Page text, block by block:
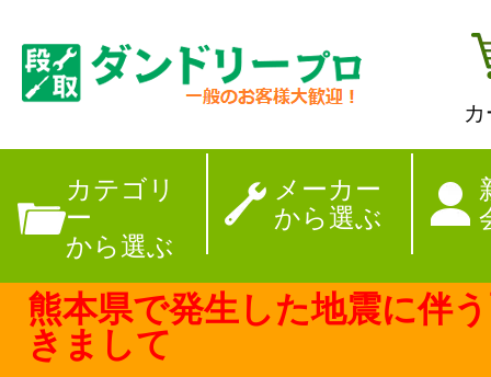
カテゴリ
ー
から選ぶ
メーカー
から選ぶ
【夏季休暇のお
熊本県で発生した地震に伴
きまして